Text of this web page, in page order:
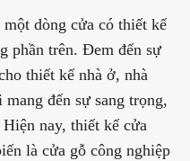
một dòng cửa có thiết kế
phần trên. Đem đến sự
thiết kế nhà ở, nhà
đến sự sang trọng,
nay, thiết kế cửa
là cửa gỗ công nghiệp